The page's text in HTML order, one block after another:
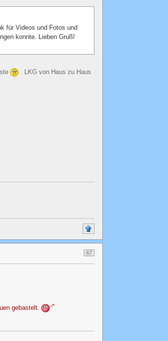
für Videos und Fotos und
konnte. Lieben Gruß!
. LKG von Haus zu Haus
67
gebastelt.